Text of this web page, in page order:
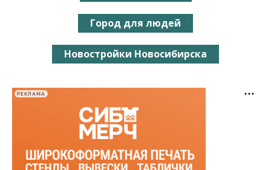
Город для людей
Новостройки Новосибирска
РЕКЛАМА